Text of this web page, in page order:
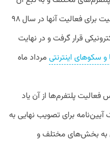
ایجاد محدودیت‌هایی از سوی حاکمیت برای فعالیت آنها در سال ۹۸
قرار گرفت و در نهایت
سکوهای اینترنتی مرداد ماه
پلتفرم‌ها از آن یاد
برای تصویب نهایی به
به بخش‌های مختلف و